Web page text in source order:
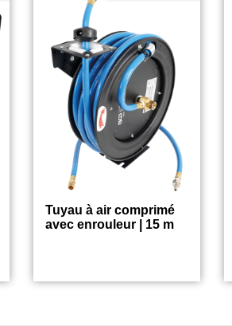
Tuyau à air comprimé
avec enrouleur | 15 m
€ 183.75